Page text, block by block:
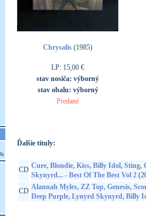
Chrysalis (1985)
LP: 15,00 €
stav nosiča: výborný
stav obalu: výborný
Predané
Ďalšie tituly:
CD Cure, Blondie, Kiss, Billy Idol, Sting,
Skynyrd... - Best Of The Best Vol 2
CD Alannah Myles, ZZ Top, Genesis,
Deep Purple, Lynyrd Skynyrd, Billy